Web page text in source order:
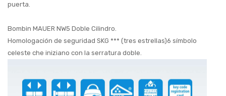
puerta.
Bombin MAUER NW5 Doble Cilindro.
Homologación de seguridad SKG *** (tres estrellas)6 símbolo
celeste che iniziano con la serratura doble.